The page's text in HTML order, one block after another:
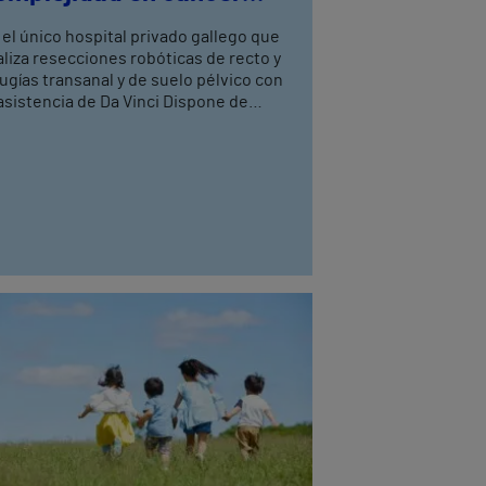
el único hospital privado gallego que
resecciones robóticas de recto y
transanal y de suelo pélvico con
de Da Vinci Dispone de